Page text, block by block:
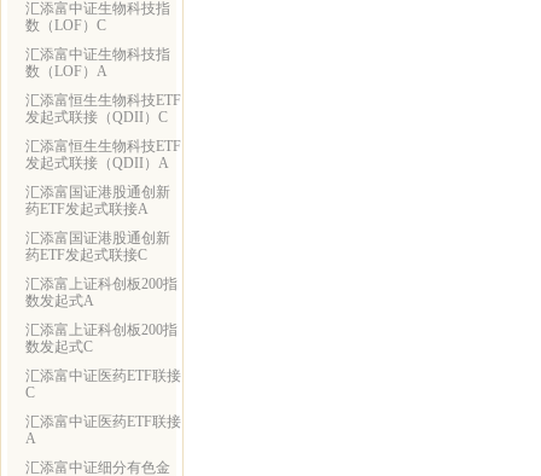
汇添富中证生物科技指
数（LOF）C
汇添富中证生物科技指
数（LOF）A
汇添富恒生生物科技ETF
发起式联接（QDII）C
汇添富恒生生物科技ETF
发起式联接（QDII）A
汇添富国证港股通创新
药ETF发起式联接A
汇添富国证港股通创新
药ETF发起式联接C
汇添富上证科创板200指
数发起式A
汇添富上证科创板200指
数发起式C
汇添富中证医药ETF联接
C
汇添富中证医药ETF联接
A
汇添富中证细分有色金